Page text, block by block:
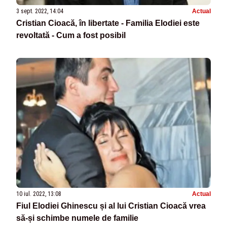
3 sept. 2022, 14:04 Actual
Cristian Cioacă, în libertate - Familia Elodiei este
revoltată - Cum a fost posibil
10 iul. 2022, 13:08 Actual
Fiul Elodiei Ghinescu și al lui Cristian Cioacă vrea
să-și schimbe numele de familie